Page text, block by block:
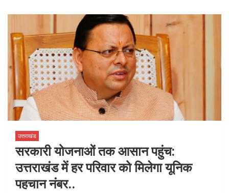
उत्तराखंड
सरकारी योजनाओं तक आसान पहुंच:
उत्तराखंड में हर परिवार को मिलेगा यूनिक
पहचान नंबर..